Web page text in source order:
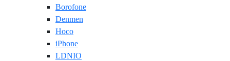
Borofone
Denmen
Hoco
iPhone
LDNIO